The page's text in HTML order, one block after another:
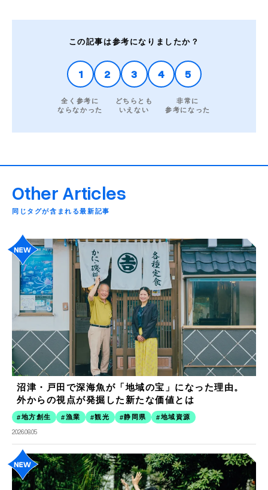
この記事は参考になりましたか？
1
全く参考に
ならなかった
2 3
どちらとも
いえない
4 5
非常に
参考になった
Other Articles
同じタグが含まれる最新記事
沼津・戸田で深海魚が「地域の宝」になった理由。
外からの視点が発掘した新たな価値とは
地方創生 漁業 観光 静岡県 地域資源
2026.08.05